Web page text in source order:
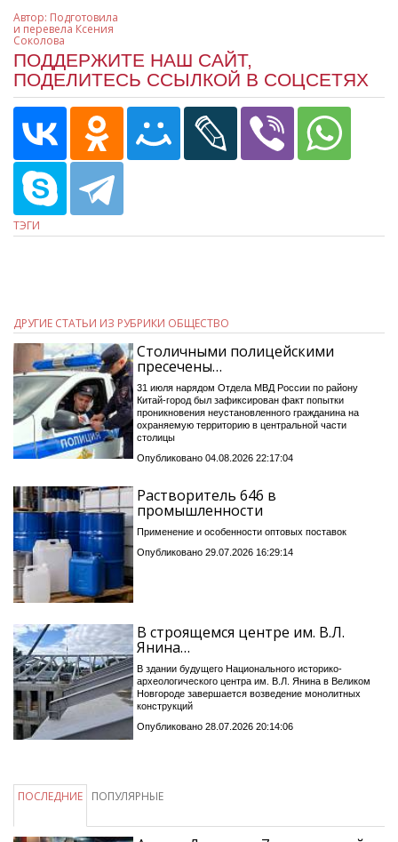
Автор: Подготовила
и перевела Ксения
Соколова
ПОДДЕРЖИТЕ НАШ САЙТ,
ПОДЕЛИТЕСЬ ССЫЛКОЙ В СОЦСЕТЯХ
ТЭГИ
ДРУГИЕ СТАТЬИ ИЗ РУБРИКИ ОБЩЕСТВО
Столичными полицейскими
пресечены…
31 июля нарядом Отдела МВД России по району
Китай-город был зафиксирован факт попытки
проникновения неустановленного гражданина на
охраняемую территорию в центральной части
столицы
Опубликовано 04.08.2026 22:17:04
Растворитель 646 в
промышленности
Применение и особенности оптовых поставок
Опубликовано 29.07.2026 16:29:14
В строящемся центре им. В.Л.
Янина…
В здании будущего Национального историко-
археологического центра им. В.Л. Янина в Великом
Новгороде завершается возведение монолитных
конструкций
Опубликовано 28.07.2026 20:14:06
ПОСЛЕДНИЕ ПОПУЛЯРНЫЕ